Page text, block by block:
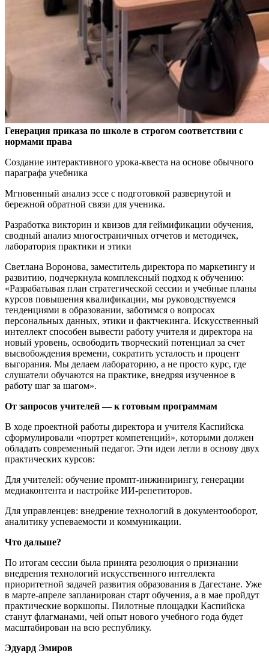
Генерация приказа по школе в строгом соответствии с
нормами права
Создание интерактивного урока-квеста на основе обычного
параграфа учебника
Мгновенный анализ эссе с подготовкой развернутой и
бережной обратной связи для ученика.
Разработка викторин и квизов для геймификации обучения,
сводный анализ многостраничных отчетов и методичек,
лаборатория практики и этики
Светлана Воронова, заместитель директора по маркетингу и
развитию, подчеркнула комплексный подход к обучению:
«Разрабатывая план стратегической сессии и учебные планы
курсов повышения квалификации, мы руководствуемся
тенденциями в образовании, заботимся о вопросах
персональных данных, этики и фактчекинга. Искусственный
интеллект способен вывести работу учителя и директора на
новый уровень, освободить творческий потенциал за счет
высвобождения времени, сократить усталость и процент
выгорания. Мы делаем лабораторию, а не просто курс, где
слушатели обучаются на практике, внедряя изученное в
работу шаг за шагом».
От запросов учителей — к готовым программам
В ходе проектной работы директора и учителя Каспийска
сформулировали «портрет компетенций», которыми должен
обладать современный педагог. Эти идеи легли в основу двух
практических курсов:
Для учителей: обучение промпт-инжинирингу, генерации
медиаконтента и настройке ИИ-репетиторов.
Для управленцев: внедрение технологий в документооборот,
аналитику успеваемости и коммуникации.
Что дальше?
По итогам сессии была принята резолюция о признании
внедрения технологий искусственного интеллекта
приоритетной задачей развития образования в Дагестане. Уже
в марте-апреле запланирован старт обучения, а в мае пройдут
практические воркшопы. Пилотные площадки Каспийска
станут флагманами, чей опыт нового учебного года будет
масштабирован на всю республику.
Эдуард Эмиров